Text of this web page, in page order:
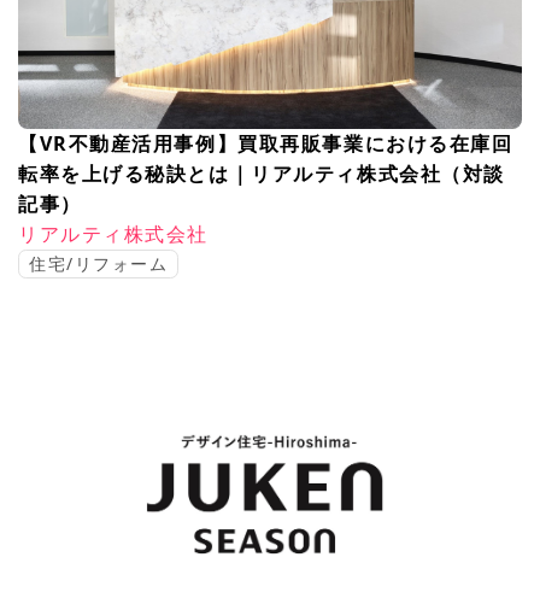
【VR不動産活用事例】買取再販事業における在庫回
転率を上げる秘訣とは｜リアルティ株式会社（対談
記事）
リアルティ株式会社
住宅/リフォーム